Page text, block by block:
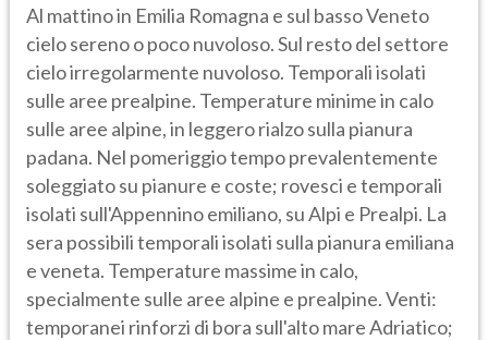
Al mattino in Emilia Romagna e sul basso Veneto
cielo sereno o poco nuvoloso. Sul resto del settore
cielo irregolarmente nuvoloso. Temporali isolati
sulle aree prealpine. Temperature minime in calo
sulle aree alpine, in leggero rialzo sulla pianura
padana. Nel pomeriggio tempo prevalentemente
soleggiato su pianure e coste; rovesci e temporali
isolati sull'Appennino emiliano, su Alpi e Prealpi. La
sera possibili temporali isolati sulla pianura emiliana
e veneta. Temperature massime in calo,
specialmente sulle aree alpine e prealpine. Venti:
temporanei rinforzi di bora sull'alto mare Adriatico;